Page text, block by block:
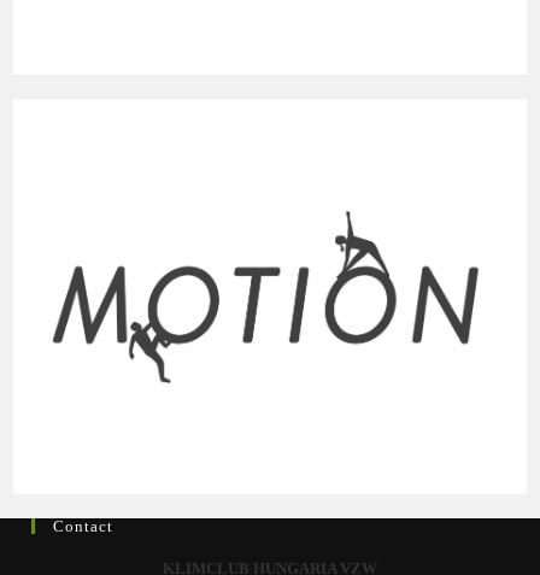
Contact
KLIMCLUB HUNGARIA VZW